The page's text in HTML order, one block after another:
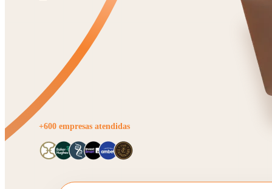
+600 empresas atendidas